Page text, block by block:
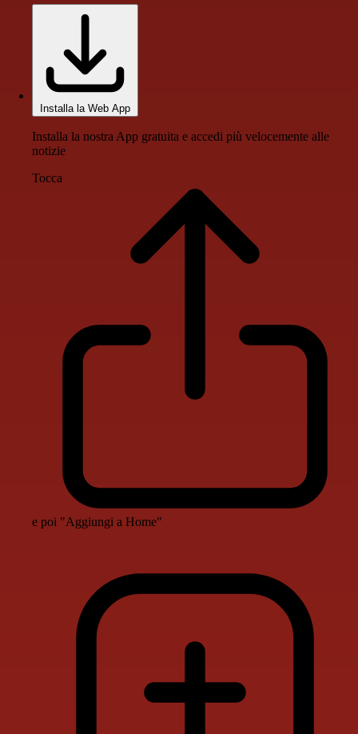
Installa la Web App
Installa la nostra App gratuita e accedi più velocemente alle
notizie
Tocca
e poi "Aggiungi a Home"